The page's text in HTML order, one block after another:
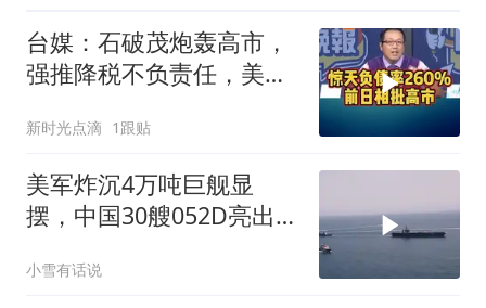
台媒：石破茂炮轰高市，
强推降税不负责任，美日
新时光点滴 1跟贴
美军炸沉4万吨巨舰显
摆，中国30艘052D亮出
变天了！
小雪有话说